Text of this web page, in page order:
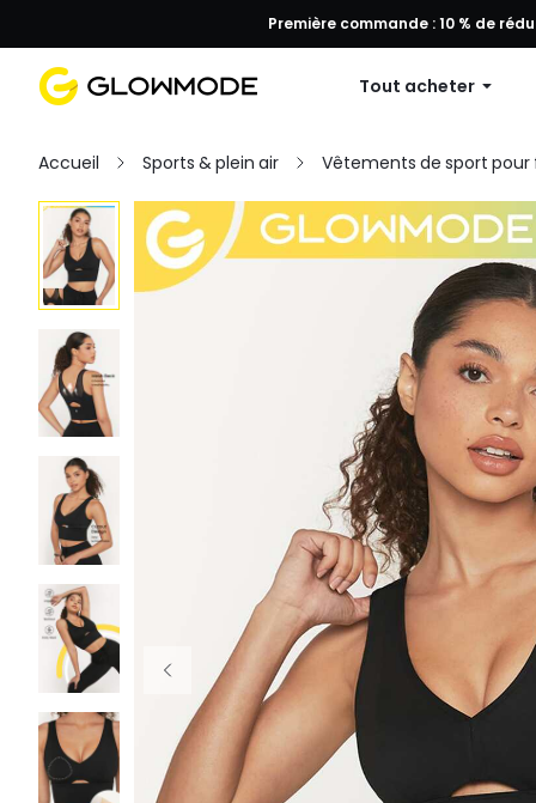
Première commande : 10 % de
Tout acheter
Accueil Sports & plein air Vêtements de sport